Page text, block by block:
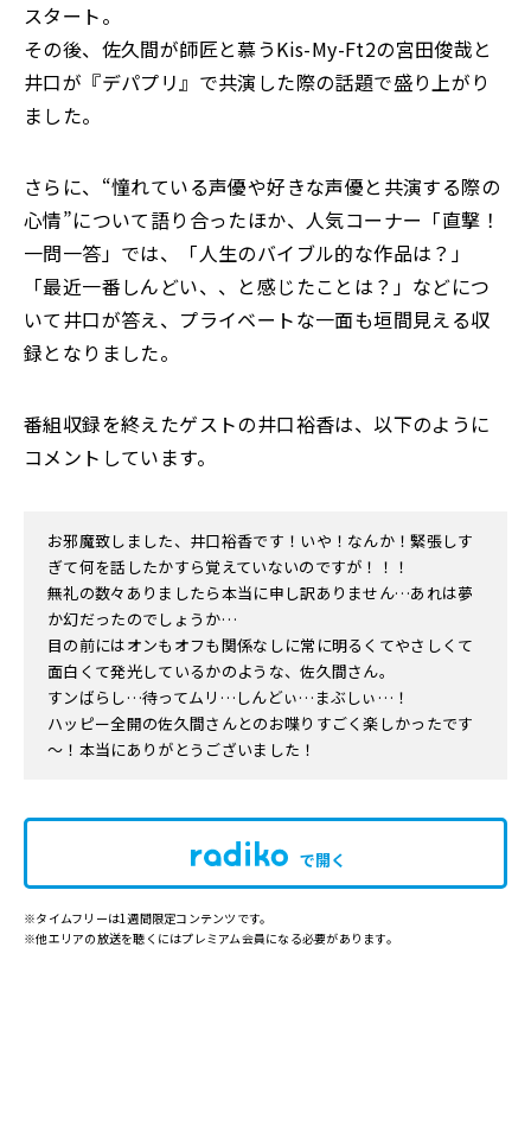
スタート。
その後、佐久間が師匠と慕うKis-My-Ft2の宮田俊哉と
井口が『デパプリ』で共演した際の話題で盛り上がり
ました。
さらに、“憧れている声優や好きな声優と共演する際の
心情”について語り合ったほか、人気コーナー「直撃！
一問一答」では、「人生のバイブル的な作品は？」
「最近一番しんどい、、と感じたことは？」などにつ
いて井口が答え、プライベートな一面も垣間見える収
録となりました。
番組収録を終えたゲストの井口裕香は、以下のように
コメントしています。
お邪魔致しました、井口裕香です！いや！なんか！緊張しす
ぎて何を話したかすら覚えていないのですが！！！
無礼の数々ありましたら本当に申し訳ありません…あれは夢
か幻だったのでしょうか…
目の前にはオンもオフも関係なしに常に明るくてやさしくて
面白くて発光しているかのような、佐久間さん。
すンばらし…待ってムリ…しんどぃ…まぶしぃ…！
ハッピー全開の佐久間さんとのお喋りすごく楽しかったです
～！本当にありがとうございました！
で開く
※タイムフリーは1週間限定コンテンツです。
※他エリアの放送を聴くにはプレミアム会員になる必要があります。